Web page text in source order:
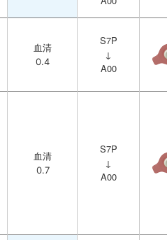
血清
0.4
S7P
↓
A00
血清
0.7
S7P
↓
A00
血清
0.4
S7P
↓
A00
血清
0.7
S7P
↓
A00